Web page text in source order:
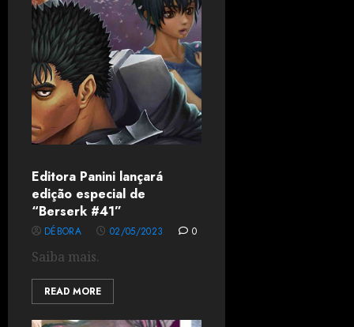
Editora Panini lançará
edição especial de
“Berserk #41”
DÉBORA 02/05/2023 0
Saiba mais.
READ MORE